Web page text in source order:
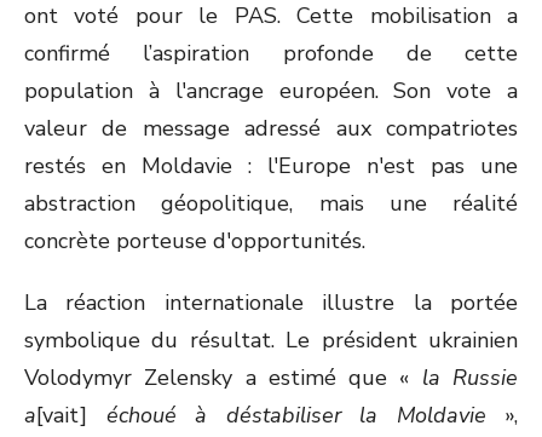
ont voté pour le PAS. Cette mobilisation a
confirmé l’aspiration profonde de cette
population à l'ancrage européen. Son vote a
valeur de message adressé aux compatriotes
restés en Moldavie : l'Europe n'est pas une
abstraction géopolitique, mais une réalité
concrète porteuse d'opportunités.
La réaction internationale illustre la portée
symbolique du résultat. Le président ukrainien
Volodymyr Zelensky a estimé que « la Russie
a[vait] échoué à déstabiliser la Moldavie »,